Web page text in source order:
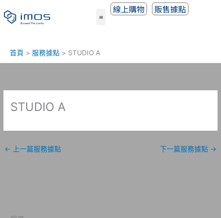
至
線上購物 販售據點
首頁 服務據點 STUDIO A
STUDIO A
← 上一篇服務據點 下一篇服務據點 →